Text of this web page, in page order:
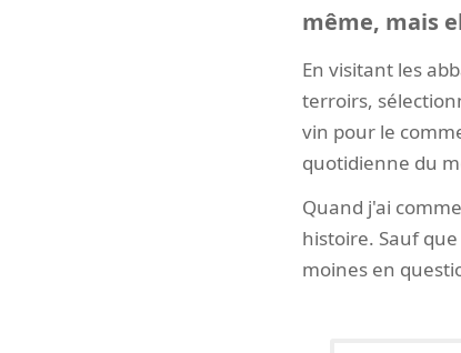
même, mais
En visitant les
terroirs,
vin pour le
quotidienne du
Quand j'ai
histoire. Sauf
moines en